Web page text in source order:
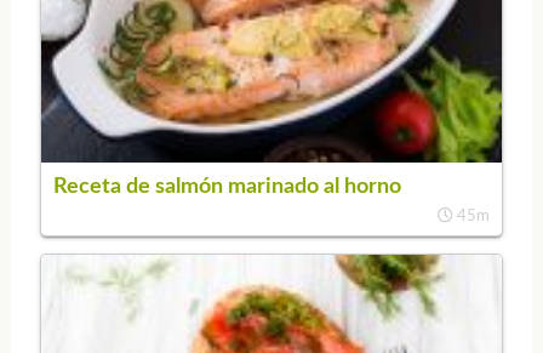
Receta de salmón marinado al horno
45m